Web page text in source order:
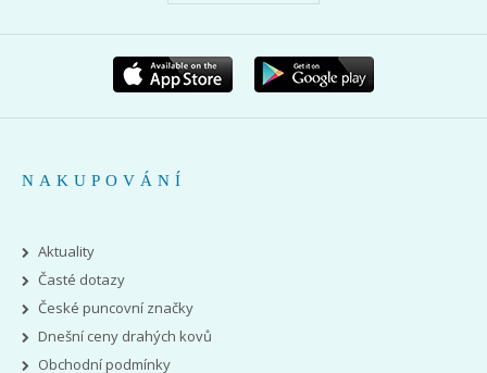
NAKUPOVÁNÍ
Aktuality
Časté dotazy
České puncovní značky
Dnešní ceny drahých kovů
Obchodní podmínky